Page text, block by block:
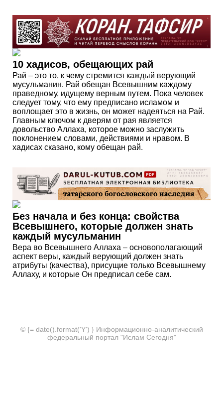
10 хадисов, обещающих рай
Рай – это то, к чему стремится каждый верующий
мусульманин. Рай обещан Всевышним каждому
праведному, идущему верным путем. Пока человек
следует тому, что ему предписано исламом и
воплощает это в жизнь, он может надеяться на Рай.
Главным ключом к дверям от рая является
довольство Аллаха, которое можно заслужить
поклонением словами, действиями и нравом. В
хадисах сказано, кому обещан рай.
Без начала и без конца: свойства
Всевышнего, которые должен знать
каждый мусульманин
Вера во Всевышнего Аллаха – основополагающий
аспект веры, каждый верующий должен знать
атрибуты (качества), присущие только Всевышнему
Аллаху, и которые Он предписал себе сам.
© {= date().format('Y') } Информационно-аналитический
федеральный портал "Ислам Сегодня"